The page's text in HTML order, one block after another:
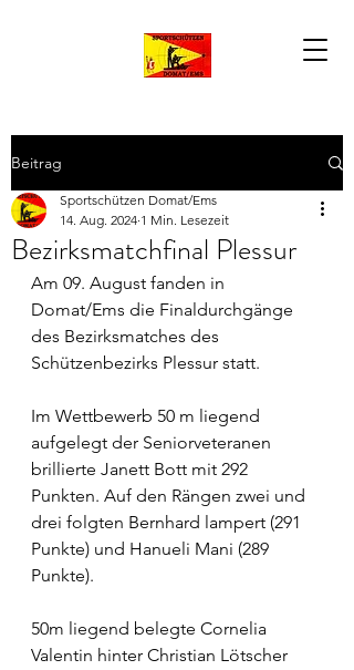
Beitrag
Bezirksmatchfinal Plessur
Sportschützen Domat/Ems
14. Aug. 2024 1 Min. Lesezeit
Am 09. August fanden in
Domat/Ems die Finaldurchgänge
des Bezirksmatches des
Schützenbezirks Plessur statt.
Im Wettbewerb 50 m liegend
aufgelegt der Seniorveteranen
brillierte Janett Bott mit 292
Punkten. Auf den Rängen zwei und
drei folgten Bernhard lampert (291
Punkte) und Hanueli Mani (289
Punkte).
50m liegend belegte Cornelia
Valentin hinter Christian Lötscher